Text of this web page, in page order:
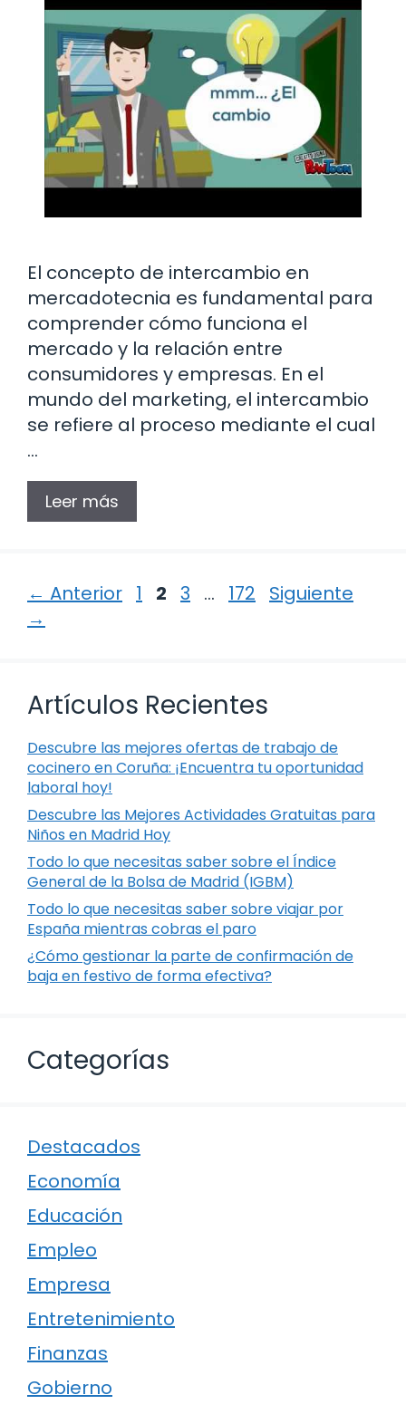
El concepto de intercambio en
mercadotecnia es fundamental para
comprender cómo funciona el
mercado y la relación entre
consumidores y empresas. En el
mundo del marketing, el intercambio
se refiere al proceso mediante el cual
…
Leer más
← Anterior Página
1 Página
2 Página
3 … Página
172
Siguiente
→
Artículos Recientes
Descubre las mejores ofertas de trabajo de
cocinero en Coruña: ¡Encuentra tu oportunidad
laboral hoy!
Descubre las Mejores Actividades Gratuitas para
Niños en Madrid Hoy
Todo lo que necesitas saber sobre el Índice
General de la Bolsa de Madrid (IGBM)
Todo lo que necesitas saber sobre viajar por
España mientras cobras el paro
¿Cómo gestionar la parte de confirmación de
baja en festivo de forma efectiva?
Categorías
Destacados
Economía
Educación
Empleo
Empresa
Entretenimiento
Finanzas
Gobierno